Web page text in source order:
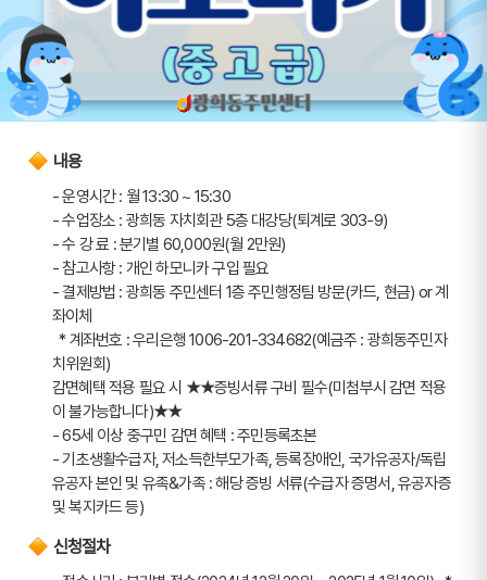
내용
- 운영시간 : 월 13:30 ~ 15:30
- 수업장소 : 광희동 자치회관 5층 대강당(퇴계로 303-9)
- 수 강 료 : 분기별 60,000원(월 2만원)
- 참고사항 : 개인 하모니카 구입 필요
- 결제방법 : 광희동 주민센터 1층 주민행정팀 방문(카드, 현금) or 계
좌이체
  * 계좌번호 : 우리은행 1006-201-334682(예금주 : 광희동주민자
치위원회)
감면혜택 적용 필요 시 ★★증빙서류 구비 필수(미첨부시 감면 적용
이 불가능합니다)★★
- 65세 이상 중구민 감면 혜택 : 주민등록초본
- 기초생활수급자, 저소득한부모가족, 등록장애인, 국가유공자/독립
유공자 본인 및 유족&가족 : 해당 증빙 서류(수급자 증명서, 유공자증
및 복지카드 등)
신청절차